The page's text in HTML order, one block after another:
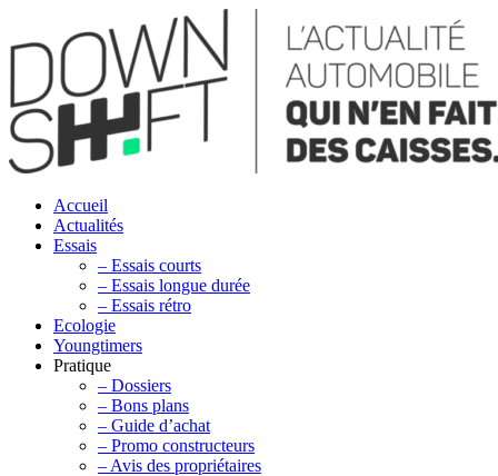
Accueil
Actualités
Essais
– Essais courts
– Essais longue durée
– Essais rétro
Ecologie
Youngtimers
Pratique
– Dossiers
– Bons plans
– Guide d’achat
– Promo constructeurs
– Avis des propriétaires